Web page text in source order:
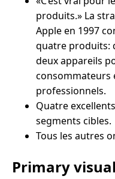
produits.» La
Apple en 1997
quatre produits:
deux appareils
consommateurs
professionnels.
Quatre
segments cibles.
Tous les autres
Primary visual